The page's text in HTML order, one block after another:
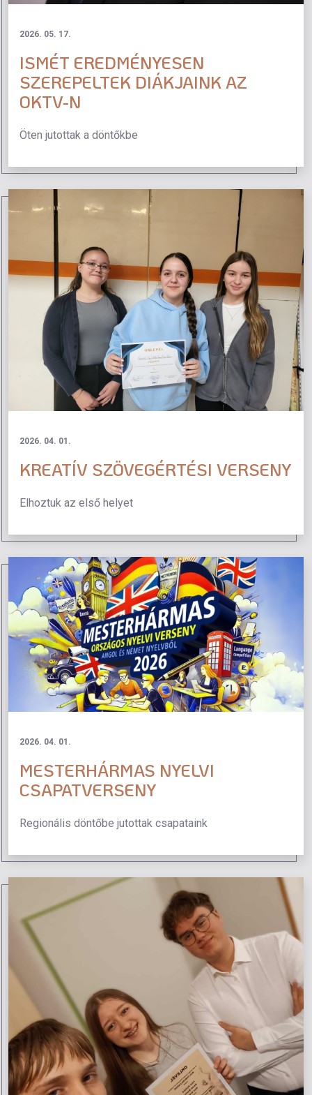
2026. 05. 17.
ISMÉT EREDMÉNYESEN
SZEREPELTEK DIÁKJAINK AZ
OKTV-N
Öten jutottak a döntőkbe
2026. 04. 01.
KREATÍV SZÖVEGÉRTÉSI VERSENY
Elhoztuk az első helyet
2026. 04. 01.
MESTERHÁRMAS NYELVI
CSAPATVERSENY
Regionális döntőbe jutottak csapataink